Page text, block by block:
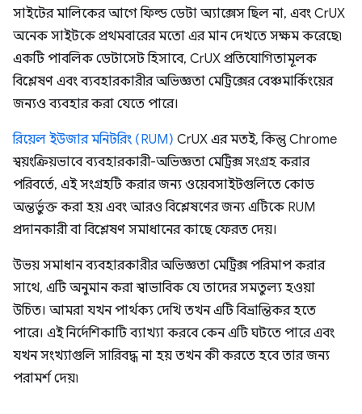
সাইটের মালিকের আগে ফিল্ড ডেটা অ্যাক্সেস ছিল না, এবং CrUX
অনেক সাইটকে প্রথমবারের মতো এর মান দেখতে সক্ষম করেছে৷
একটি পাবলিক ডেটাসেট হিসাবে, CrUX প্রতিযোগিতামূলক
বিশ্লেষণ এবং ব্যবহারকারীর অভিজ্ঞতা মেট্রিক্সের বেঞ্চমার্কিংয়ের
জন্যও ব্যবহার করা যেতে পারে।
রিয়েল ইউজার মনিটরিং (RUM) CrUX এর মতই, কিন্তু Chrome
স্বয়ংক্রিয়ভাবে ব্যবহারকারী-অভিজ্ঞতা মেট্রিক্স সংগ্রহ করার
পরিবর্তে, এই সংগ্রহটি করার জন্য ওয়েবসাইটগুলিতে কোড
অন্তর্ভুক্ত করা হয় এবং আরও বিশ্লেষণের জন্য এটিকে RUM
প্রদানকারী বা বিশ্লেষণ সমাধানের কাছে ফেরত দেয়।
উভয় সমাধান ব্যবহারকারীর অভিজ্ঞতা মেট্রিক্স পরিমাপ করার
সাথে, এটি অনুমান করা স্বাভাবিক যে তাদের সমতুল্য হওয়া
উচিত। আমরা যখন পার্থক্য দেখি তখন এটি বিভ্রান্তিকর হতে
পারে। এই নির্দেশিকাটি ব্যাখ্যা করবে কেন এটি ঘটতে পারে এবং
যখন সংখ্যাগুলি সারিবদ্ধ না হয় তখন কী করতে হবে তার জন্য
পরামর্শ দেয়৷